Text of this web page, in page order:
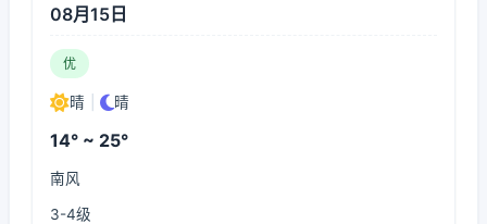
08月15日
优
晴 晴
14° ~ 25°
南风
3-4级